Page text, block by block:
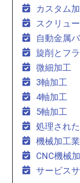
カスタム
スクリュ
自動金属
旋削とフ
微細加工
3軸加工
4軸加工
5軸加工
処理され
機械加工
CNC機械
サービス